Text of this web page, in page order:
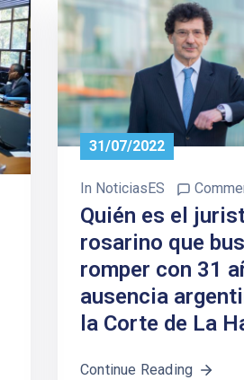
31/07/2022
In NoticiasES
Quién es el
rosarino que
romper con 31
ausencia
la Corte de La
Continue Reading